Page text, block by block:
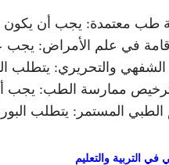
طب معتمدة: يجب أن يكون
في علم الأمراض: يجب على
الشفهي والتحريري: يتطلب
ممارسة الطب: يجب أن
الطبي المستمر: يتطلب
في التربية والتعليم